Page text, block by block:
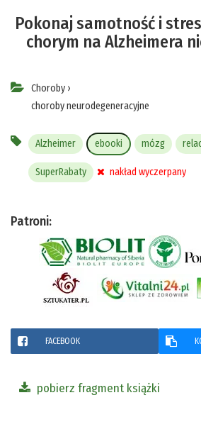
Pokonaj samotność i
chorym na Alzheimera
Choroby ›
choroby neurodegeneracyjne
Alzheimer ebooki mózg
SuperRabaty nakład wyczerpany
Patroni:
FACEBOOK
pobierz fragment książki